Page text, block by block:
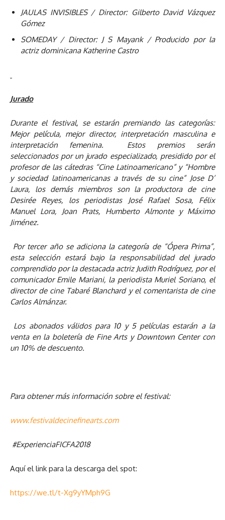
JAULAS INVISIBLES / Director: Gilberto David Vázquez
Gómez
SOMEDAY / Director: J S Mayank / Producido por la
actriz dominicana Katherine Castro
Jurado
Durante el festival, se estarán premiando las categorías:
Mejor película, mejor director, interpretación masculina e
interpretación femenina. Estos premios serán
seleccionados por un jurado especializado, presidido por el
profesor de las cátedras “Cine Latinoamericano” y “Hombre
y sociedad latinoamericanas a través de su cine” Jose D’
Laura, los demás miembros son la productora de cine
Desirée Reyes, los periodistas José Rafael Sosa, Félix
Manuel Lora, Joan Prats, Humberto Almonte y Máximo
Jiménez.
Por tercer año se adiciona la categoría de “Ópera Prima”,
esta selección estará bajo la responsabilidad del jurado
comprendido por la destacada actriz Judith Rodríguez, por el
comunicador Emile Mariani, la periodista Muriel Soriano, el
director de cine Tabaré Blanchard y el comentarista de cine
Carlos Almánzar.
Los abonados válidos para 10 y 5 películas estarán a la
venta en la boletería de Fine Arts y Downtown Center con
un 10% de descuento.
Para obtener más información sobre el festival:
www.festivaldecinefinearts.com
#ExperienciaFICFA2018
Aquí el link para la descarga del spot:
https://we.tl/t-Xg9yYMph9G